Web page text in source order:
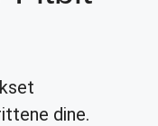
dine.